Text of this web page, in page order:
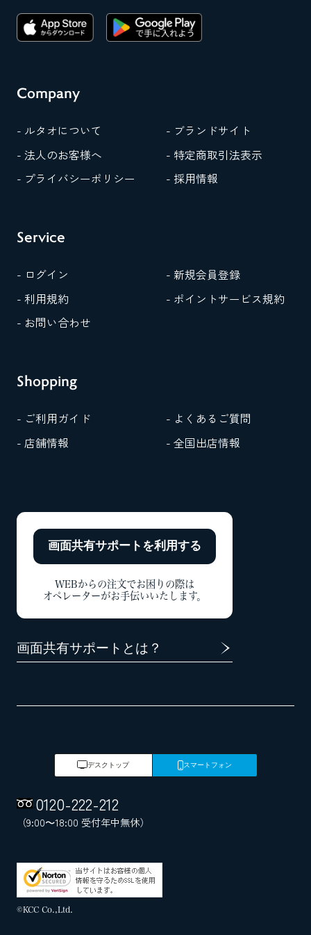
Company
- ルタオについて
- ブランドサイト
- 法人のお客様へ
- 特定商取引法表示
- プライバシーポリシー
- 採用情報
Service
- ログイン
- 新規会員登録
- 利用規約
- ポイントサービス規約
- お問い合わせ
Shopping
- ご利用ガイド
- よくあるご質問
- 店舗情報
- 全国出店情報
画面共有サポートを利用する
WEBからの注文でお困りの際は
オペレーターがお手伝いいたします。
画面共有サポートとは？
デスクトップ スマートフォン
0120-222-212
（9:00～18:00 受付年中無休）
©KCC Co.,Ltd.